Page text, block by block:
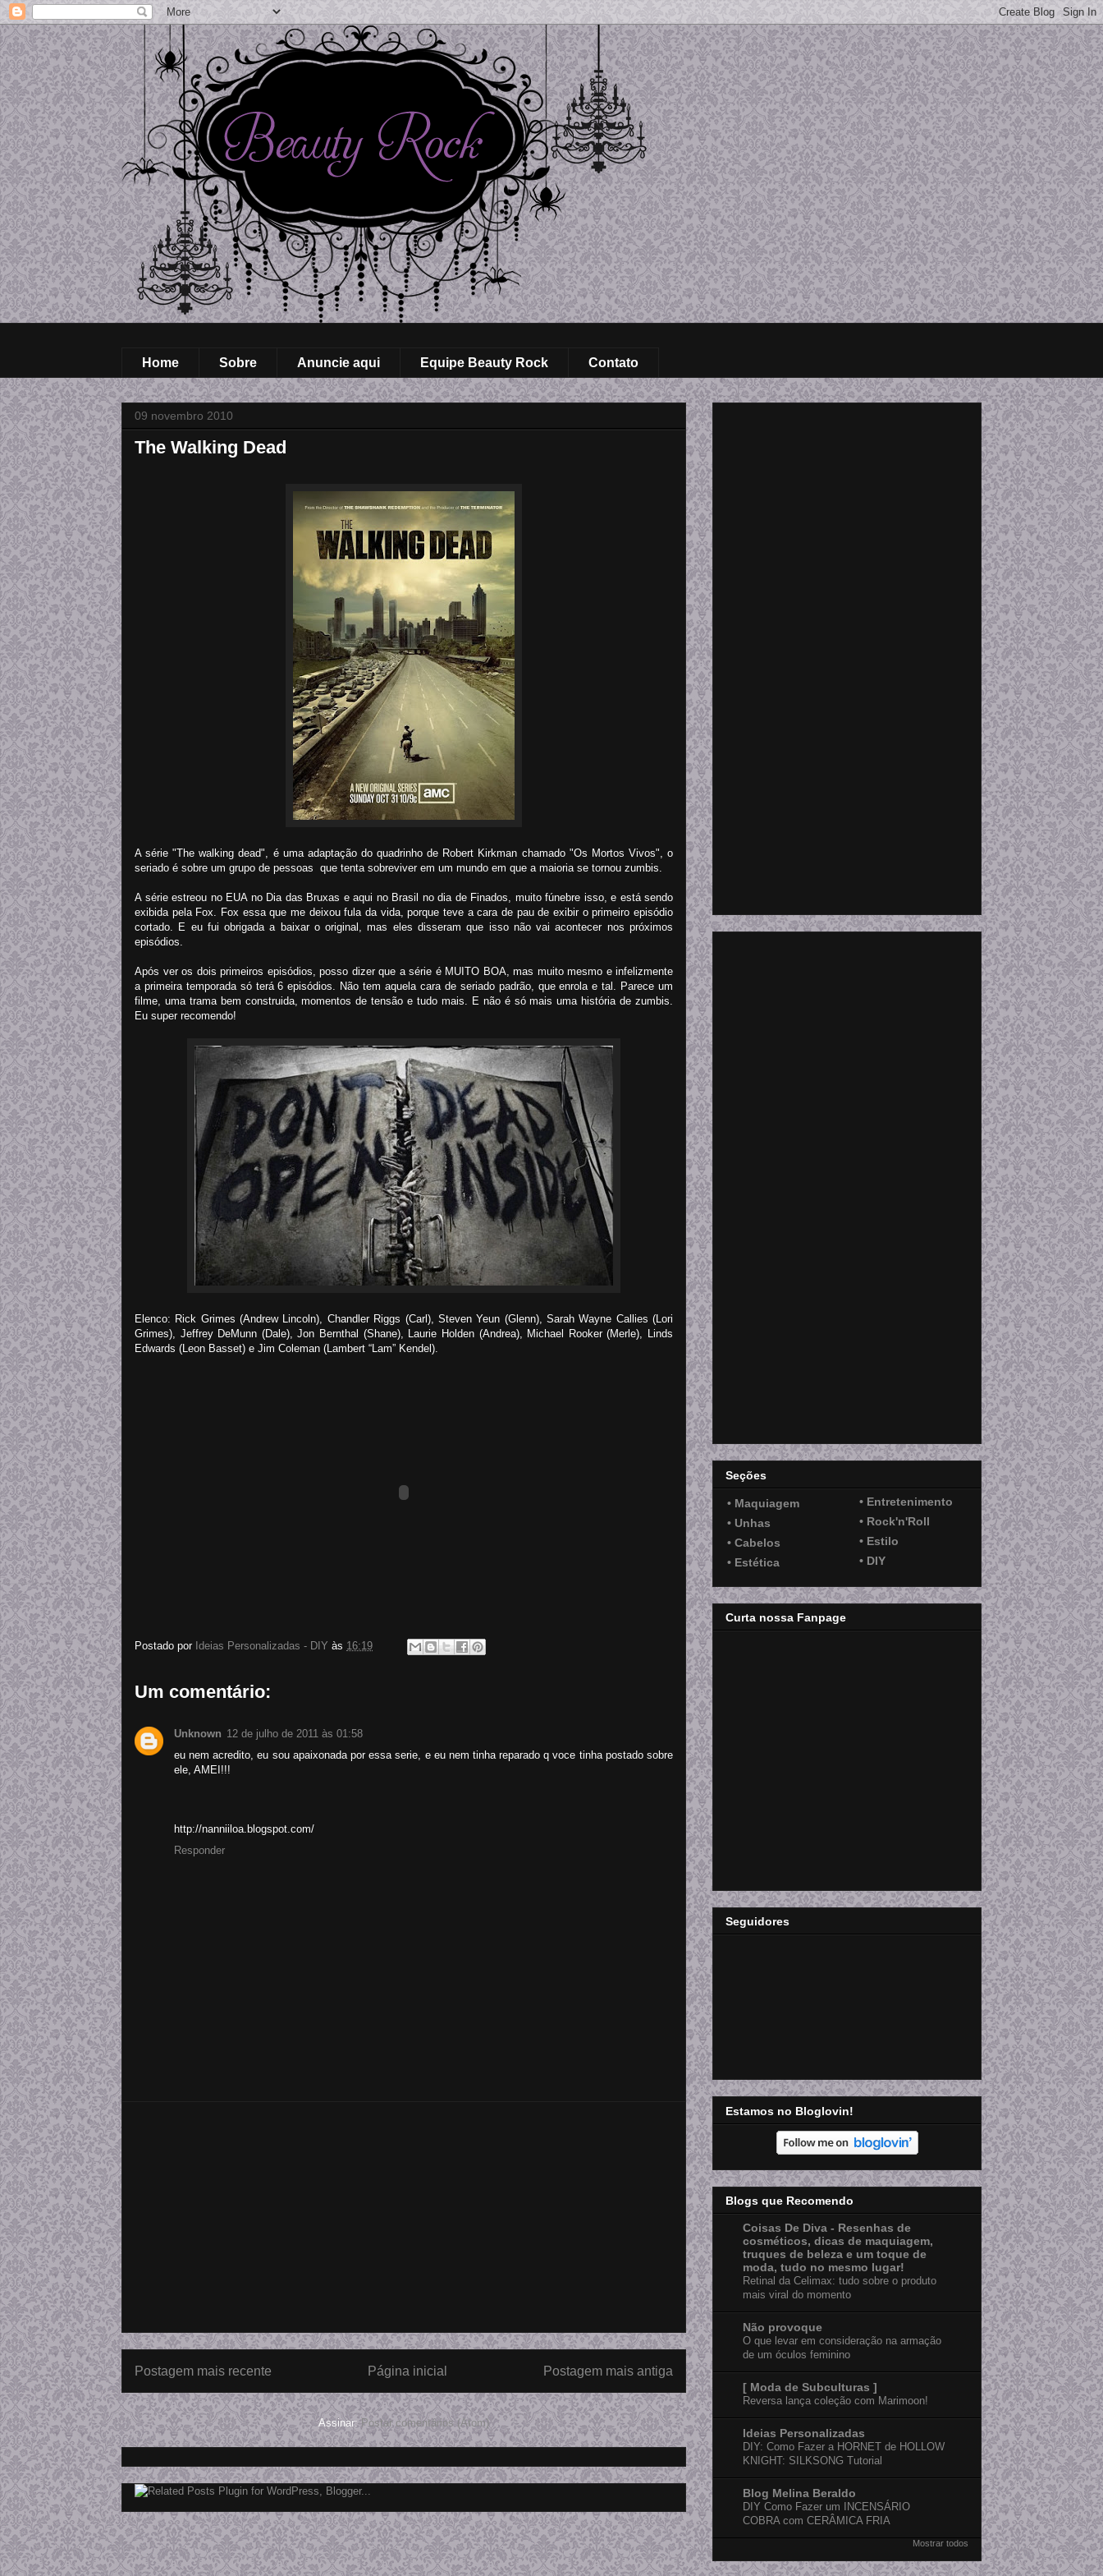
Home Sobre Anuncie aqui Equipe Beauty Rock Contato
09 novembro 2010
The Walking Dead
A série "The walking dead", é uma adaptação do quadrinho de Robert Kirkman chamado "Os Mortos Vivos", o
seriado é sobre um grupo de pessoas que tenta sobreviver em um mundo em que a maioria se tornou zumbis.
A série estreou no EUA no Dia das Bruxas e aqui no Brasil no dia de Finados, muito fúnebre isso, e está sendo
exibida pela Fox. Fox essa que me deixou fula da vida, porque teve a cara de pau de exibir o primeiro episódio
cortado. E eu fui obrigada a baixar o original, mas eles disseram que isso não vai acontecer nos próximos
episódios.
Após ver os dois primeiros episódios, posso dizer que a série é MUITO BOA, mas muito mesmo e infelizmente
a primeira temporada só terá 6 episódios. Não tem aquela cara de seriado padrão, que enrola e tal. Parece um
filme, uma trama bem construida, momentos de tensão e tudo mais. E não é só mais uma história de zumbis.
Eu super recomendo!
Elenco: Rick Grimes (Andrew Lincoln), Chandler Riggs (Carl), Steven Yeun (Glenn), Sarah Wayne Callies (Lori
Grimes), Jeffrey DeMunn (Dale), Jon Bernthal (Shane), Laurie Holden (Andrea), Michael Rooker (Merle), Linds
Edwards (Leon Basset) e Jim Coleman (Lambert “Lam” Kendel).
Postado por Ideias Personalizadas - DIY às 16:19
Um comentário:
Unknown 12 de julho de 2011 às 01:58
eu nem acredito, eu sou apaixonada por essa serie, e eu nem tinha reparado q voce tinha postado sobre
ele, AMEI!!!
http://nanniiloa.blogspot.com/
Responder
Postagem mais recente Postagem mais antiga
Página inicial
Assinar:Postar comentários (Atom)
Seções
• Maquiagem
• Entretenimento
• Unhas
• Rock'n'Roll
• Cabelos
• Estilo
• Estética
• DIY
Curta nossa Fanpage
Seguidores
Estamos no Bloglovin!
Blogs que Recomendo
Coisas De Diva - Resenhas de
cosméticos, dicas de maquiagem,
truques de beleza e um toque de
moda, tudo no mesmo lugar!
Retinal da Celimax: tudo sobre o produto
mais viral do momento
Não provoque
O que levar em consideração na armação
de um óculos feminino
[ Moda de Subculturas ]
Reversa lança coleção com Marimoon!
Ideias Personalizadas
DIY: Como Fazer a HORNET de HOLLOW
KNIGHT: SILKSONG Tutorial
Blog Melina Beraldo
DIY Como Fazer um INCENSÁRIO
COBRA com CERÂMICA FRIA
Mostrar todos